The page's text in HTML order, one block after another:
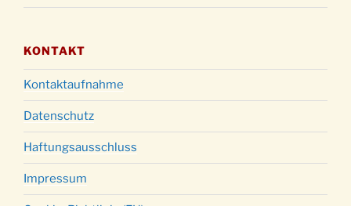
KONTAKT
Kontaktaufnahme
Datenschutz
Haftungsausschluss
Impressum